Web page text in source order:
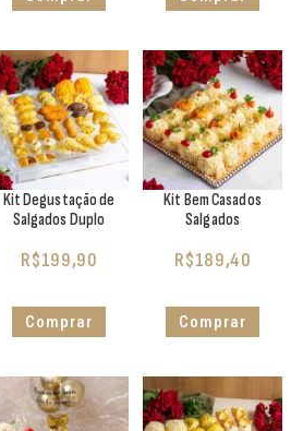
Kit Degustação de
Salgados Duplo
R$199,90
Comprar
Kit Bem Casados
Salgados
R$189,40
Comprar